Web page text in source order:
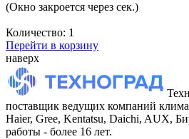
(Окно закроется через сек.)
Количество: 1
Перейти в корзину
наверх
поставщик ведущих компаний
Haier, Gree, Kentatsu, Daichi, AUX,
работы - более 16 лет.